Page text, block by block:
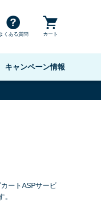
よくある質問 カート
キャンペーン情報
ートASPサービ